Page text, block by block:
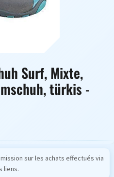
Surf, Mixte,
türkis -
sur les achats effectués via
liens.